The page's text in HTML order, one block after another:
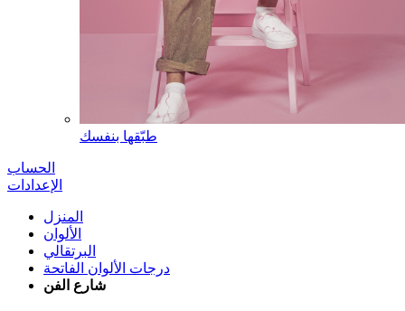
طبّقها بنفسك
الحساب
الإعدادات
المنزل
الألوان
البرتقالي
درجات الألوان الفاتحة
شارع الفن